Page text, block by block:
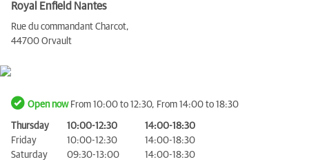
Royal Enfield Nantes
Rue du commandant Charcot,
44700 Orvault
Open nowFrom 10:00 to 12:30, From 14:00 to 18:30
Thursday 10:00-12:30
14:00-18:30
Friday
10:00-12:30
14:00-18:30
Saturday
09:30-13:00
14:00-18:30